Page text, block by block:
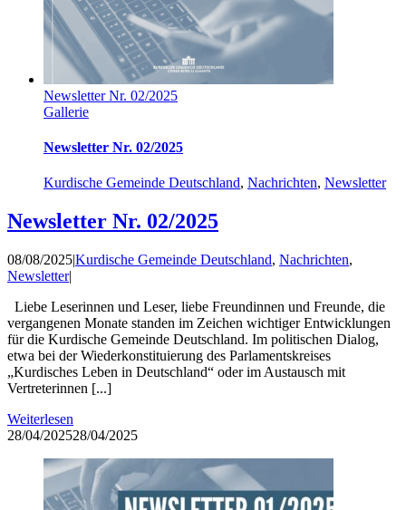
Newsletter Nr. 02/2025
Gallerie
Newsletter Nr. 02/2025
Kurdische Gemeinde Deutschland, Nachrichten, Newsletter
Newsletter Nr. 02/2025
08/08/2025|Kurdische Gemeinde Deutschland, Nachrichten,
Newsletter|
Liebe Leserinnen und Leser, liebe Freundinnen und Freunde, die
vergangenen Monate standen im Zeichen wichtiger Entwicklungen
für die Kurdische Gemeinde Deutschland. Im politischen Dialog,
etwa bei der Wiederkonstituierung des Parlamentskreises
„Kurdisches Leben in Deutschland“ oder im Austausch mit
Vertreterinnen [...]
Weiterlesen
28/04/202528/04/2025